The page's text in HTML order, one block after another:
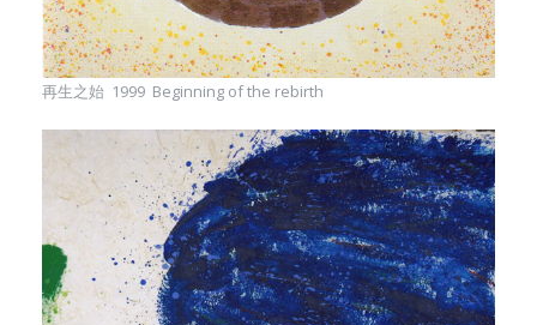
再生之始 1999 Beginning of the rebirth